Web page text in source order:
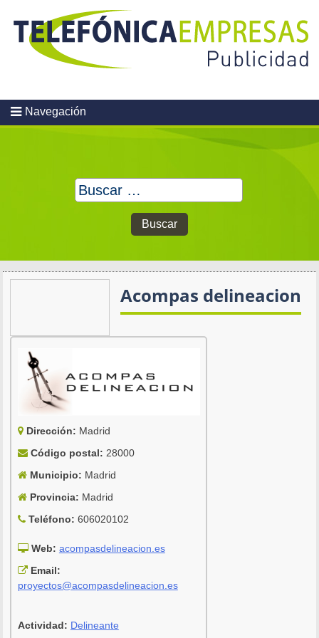
content
Navegación
Buscar:
Acompas delineacion
Dirección: Madrid
Código postal: 28000
Municipio: Madrid
Provincia: Madrid
Teléfono: 606020102
Web: acompasdelineacion.es
Email:
proyectos@acompasdelineacion.es
Actividad: Delineante